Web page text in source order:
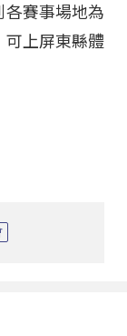
各賽事場地為
可上屏東縣體